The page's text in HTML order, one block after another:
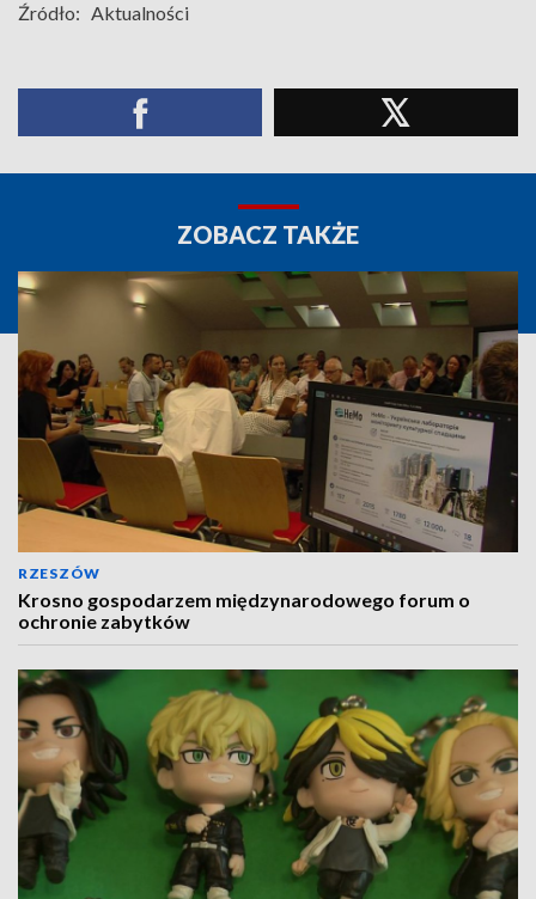
Źródło: Aktualności
ZOBACZ TAKŻE
RZESZÓW
Krosno gospodarzem międzynarodowego forum o
ochronie zabytków